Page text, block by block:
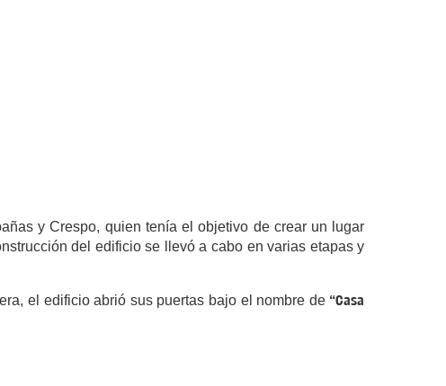
y Crespo, quien tenía el objetivo de crear un lugar
del edificio se llevó a cabo en varias etapas y
el edificio abrió sus puertas bajo el nombre de “Casa